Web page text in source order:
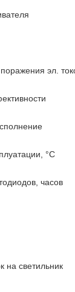
эл.
°С
часов
на светильник